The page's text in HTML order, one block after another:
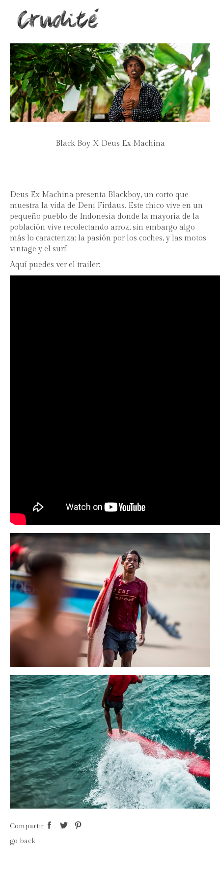
Black Boy X Deus Ex Machina
Deus Ex Machina presenta Blackboy, un corto que
muestra la vida de Deni Firdaus. Este chico vive en un
pequeño pueblo de Indonesia donde la mayoría de la
población vive recolectando arroz, sin embargo algo
más lo caracteriza: la pasión por los coches, y las motos
vintage y el surf.
Aquí puedes ver el trailer:
Compartir
go back